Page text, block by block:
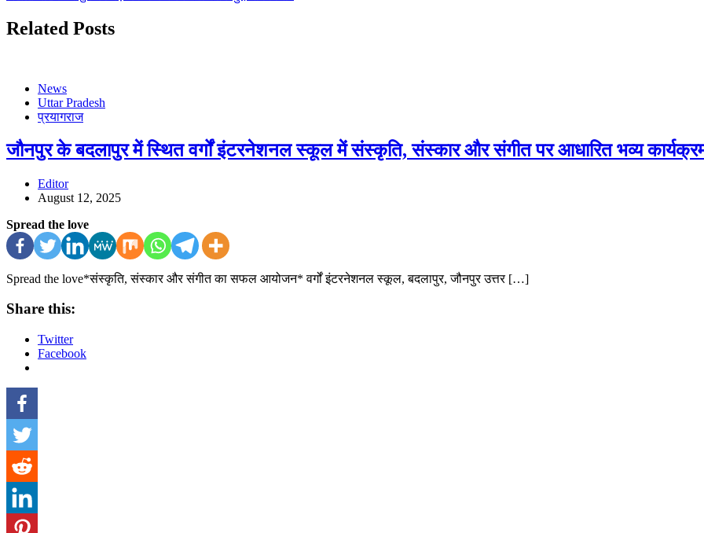
Related Posts
News
Uttar Pradesh
प्रयागराज
जौनपुर के बदलापुर में स्थित वर्गों इंटरनेशनल स्कूल में संस्कृति, संस्कार और संगीत पर आधारित भव्य
Editor
August 12, 2025
Spread the love
Spread the love*संस्कृति, संस्कार और संगीत का सफल आयोजन* वर्गों इंटरनेशनल स्कूल, बदलापुर, जौनपुर उत्तर […]
Share this:
Twitter
Facebook